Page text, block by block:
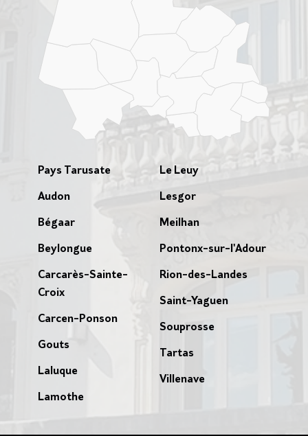
Pays Tarusate
Audon
Bégaar
Beylongue
Carcarès-Sainte-
Croix
Carcen-Ponson
Gouts
Laluque
Lamothe
Le Leuy
Lesgor
Meilhan
Pontonx-sur-l'Adour
Rion-des-Landes
Saint-Yaguen
Souprosse
Tartas
Villenave